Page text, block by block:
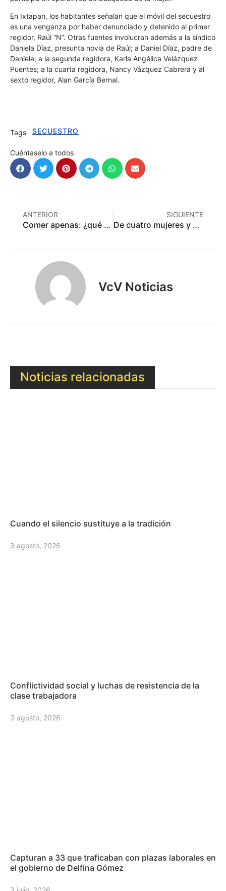
En Ixtapan, los habitantes señalan que el móvil del secuestro
es una venganza por haber denunciado y detenido al primer
regidor, Raúl “N”. Otras fuentes involucran además a la síndico
Daniela Díaz, presunta novia de Raúl; a Daniel Díaz, padre de
Daniela; a la segunda regidora, Karla Angélica Velázquez
Puentes; a la cuarta regidora, Nancy Vázquez Cabrera y al
sexto regidor, Alan García Bernal.
Tags SECUESTRO
Cuéntaselo a todos
ANTERIOR
Comer apenas: ¿qué pasó con los comedores municipales?
SIGUIENTE
De cuatro mujeres y un hombre, los cuerpos sacados de las “casas de la muerte” de Toluca
VcV Noticias
Noticias relacionadas
Cuando el silencio sustituye a la tradición
3 agosto, 2026
Conflictividad social y luchas de resistencia de la
clase trabajadora
3 agosto, 2026
Capturan a 33 que traficaban con plazas laborales en
el gobierno de Delfina Gómez